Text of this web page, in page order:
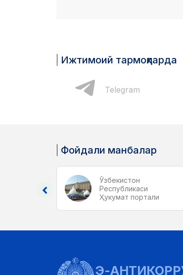
Ижтимоий тармоқларда
Telegram
Фойдали манбалар
Ўзбекистон
Республикаси
Ҳукумат портали
Э-